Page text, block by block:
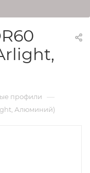
профили —
Алюминий)